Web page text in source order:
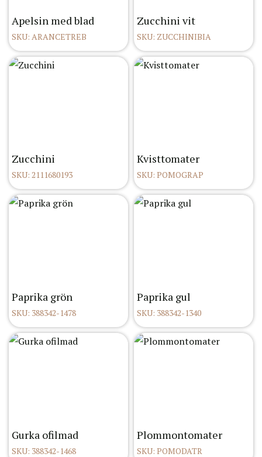
Apelsin med blad
SKU: ARANCETREB
Zucchini vit
SKU: ZUCCHINIBIA
Zucchini
SKU: 2111680193
Kvisttomater
SKU: POMOGRAP
Paprika grön
SKU: 388342-1478
Paprika gul
SKU: 388342-1340
Gurka ofilmad
SKU: 388342-1468
Plommontomater
SKU: POMODATR